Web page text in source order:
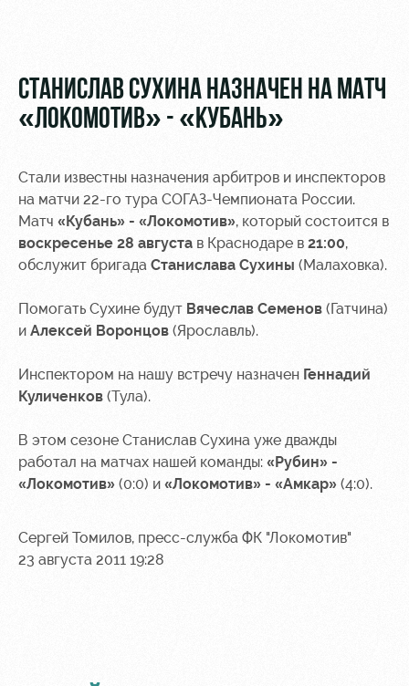
МГН
РЖД
Арена
Организация
Аренда
Аренда
площадей
Ледовый
дворец
Занятия
Локо
Старт
Локо-Лето
Академия
Как
Руководство
Контакты
Академии
Информация
для
болельщиков
карта
«Локомотив»
Карта
болельщика
Программа
Информация
СТАНИСЛАВ СУХИНА НАЗНАЧЕН НА МАТЧ
«ЛОКОМОТИВ» - «КУБАНЬ»
Стали известны назначения арбитров и инспекторов
на матчи 22-го тура СОГАЗ-Чемпионата России.
Матч «Кубань» - «Локомотив», который состоится в
воскресенье 28 августа в Краснодаре в 21:00,
обслужит бригада Станислава Сухины (Малаховка).
Помогать Сухине будут Вячеслав Семенов (Гатчина)
и Алексей Воронцов (Ярославль).
Инспектором на нашу встречу назначен Геннадий
Куличенков (Тула).
В этом сезоне Станислав Сухина уже дважды
работал на матчах нашей команды: «Рубин» -
«Локомотив» (0:0) и «Локомотив» - «Амкар» (4:0).
Сергей Томилов, пресс-служба ФК "Локомотив"
23 августа 2011 19:28